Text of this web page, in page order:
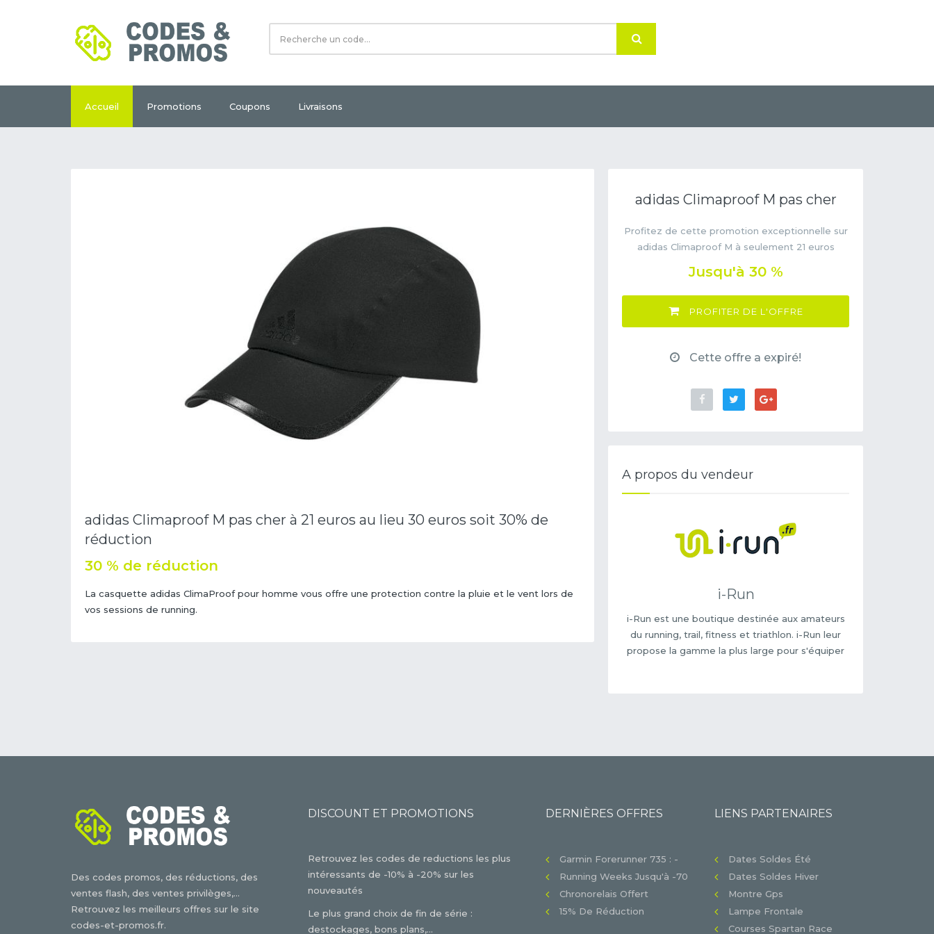
Accueil Promotions Coupons Livraisons
adidas Climaproof M pas cher à 21 euros au lieu 30 euros soit 30% de
réduction
30 % de réduction
La casquette adidas ClimaProof pour homme vous offre une protection contre la pluie et le vent lors de
vos sessions de running.
adidas Climaproof M pas cher
Profitez de cette promotion exceptionnelle sur
adidas Climaproof M à seulement 21 euros
Jusqu'à 30 %
PROFITER DE L'OFFRE
Cette offre a expiré!
A propos du vendeur
i-Run
i-Run est une boutique destinée aux amateurs
du running, trail, fitness et triathlon. i-Run leur
propose la gamme la plus large pour s'équiper
Des codes promos, des réductions, des
ventes flash, des ventes privilèges,...
Retrouvez les meilleurs offres sur le site
codes-et-promos.fr.
DISCOUNT ET PROMOTIONS
Retrouvez les codes de reductions les plus
intéressants de -10% à -20% sur les
nouveautés
Le plus grand choix de fin de série :
destockages, bons plans,...
DERNIÈRES OFFRES
Garmin Forerunner 735 : -
Running Weeks Jusqu'à -70
Chronorelais Offert
15% De Réduction
LIENS PARTENAIRES
Dates Soldes Été
Dates Soldes Hiver
Montre Gps
Lampe Frontale
Courses Spartan Race